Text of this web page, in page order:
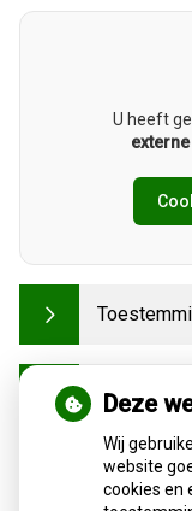
U heeft
Gegevens
Regionaal
Deze
Wij
website
cookies en